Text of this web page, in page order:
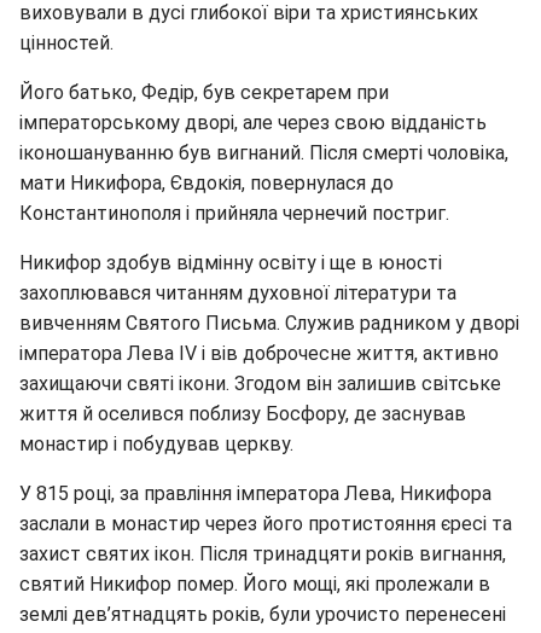
виховували в дусі глибокої віри та християнських
цінностей.
Його батько, Федір, був секретарем при
імператорському дворі, але через свою відданість
іконошануванню був вигнаний. Після смерті чоловіка,
мати Никифора, Євдокія, повернулася до
Константинополя і прийняла чернечий постриг.
Никифор здобув відмінну освіту і ще в юності
захоплювався читанням духовної літератури та
вивченням Святого Письма. Служив радником у дворі
імператора Лева IV і вів доброчесне життя, активно
захищаючи святі ікони. Згодом він залишив світське
життя й оселився поблизу Босфору, де заснував
монастир і побудував церкву.
У 815 році, за правління імператора Лева, Никифора
заслали в монастир через його протистояння єресі та
захист святих ікон. Після тринадцяти років вигнання,
святий Никифор помер. Його мощі, які пролежали в
землі дев’ятнадцять років, були урочисто перенесені